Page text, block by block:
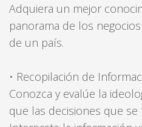
Adquiera un mejor
panorama de los
de un país.
• Recopilación de
Conozca y evalúe la
que las decisiones que